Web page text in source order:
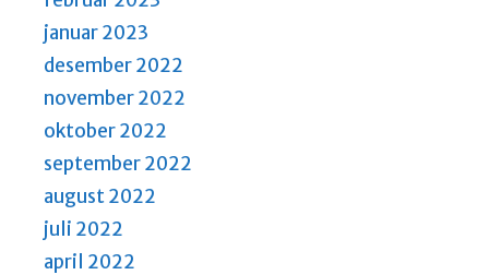
januar 2023
desember 2022
november 2022
oktober 2022
september 2022
august 2022
juli 2022
april 2022